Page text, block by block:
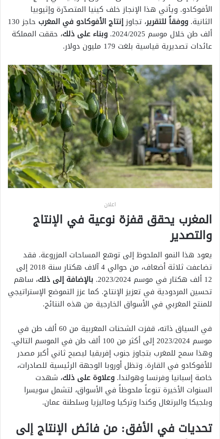
الأفوكادو. ويأتي هذا الإنجاز خلف كينيا المتصدّرة وإثيوبيا
الثانية. ووفقاً للتقرير، تجاوزإنتاج الأفوكادو في المغرب
حاجز 130
ألف طن خلال موسم 2024/2025.
وبناء على ذلك، حققت المملكة
عائدات تصديرية قياسية بلغت 179 مليون دولار.
اعلان
المغرب يحقق قفزة نوعية في الإنتاج
والتصدير
يعود هذا النمو الملحوظ إلى توسّع المساحات المزروعة. فقد
تضاعفت ثلاثة أضعاف، من حوالي 4 آلاف هكتار سنة 2018 إلى
12 ألف هكتار في موسم 2023/2024.
بالإضافة إلى ذلك، ساهم
تحسين المردودية في تعزيز الإنتاج. كما عزز التموضع الإستراتيجي
للمنتج المغربي في الأسواق الخارجية من هذه النتائج.
في السياق ذاته، قفزت الشحنات المغربية من 60 ألف طن في
موسم 2023/2024 إلى أكثر من 100 ألف طن في الموسم التالي.
وهذا سمح للمغرب بتجاوز جنوب إفريقيا ليصبح ثاني أكبر مصدر
للأفوكادو في القارة. وتظل أوروبا الوجهة الرئيسية للصادرات،
خاصة إسبانيا وفرنسا وهولندا. وعلاوة على ذلك، شهدت
السنوات الأخيرة تنوعاً ملحوظاً في الأسواق، لتشمل سويسرا
وبلجيكا والبرتغال وكندا وتركيا وماليزيا وسلطنة عمان.
تحديات في الأفق: من فائض الإنتاج إلى